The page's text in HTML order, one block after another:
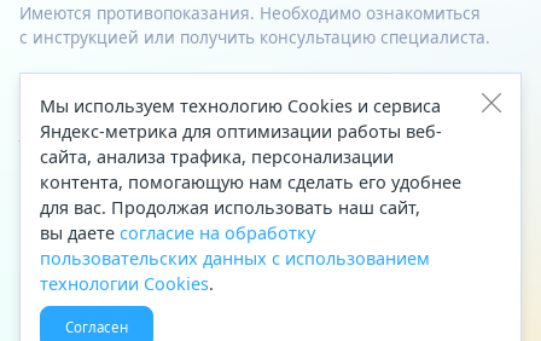
Имеются противопоказания. Необходимо ознакомиться
с инструкцией или получить консультацию специалиста.
© 2023—2026 Все права защищены.
Адрес
Архангельск, ул. Папанина, д. 19 (вход в здание со стороны
автоцентра «Тойота»)
Приемная Генерального директора
Телефон
+7 (8182) 63-60-31
Факс
+7 (8182) 68-66-71
Эл. почта
office@aptekaf.ru
Мы используем технологию Cookies и сервиса
Яндекс-метрика для оптимизации работы веб-
сайта, анализа трафика, персонализации
контента, помогающую нам сделать его удобнее
для вас. Продолжая использовать наш сайт,
вы даете согласие на обработку
пользовательских данных с использованием
технологии Cookies.
Согласен